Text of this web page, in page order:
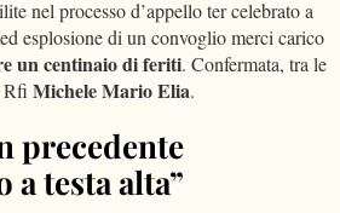
nel processo d’appello ter celebrato a
esplosione di un convoglio merci carico
un centinaio di feriti. Confermata, tra le
Rfi Michele Mario Elia.
precedente
testa alta”